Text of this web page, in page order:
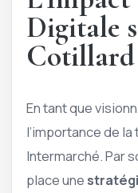
Digitale
Cotillard
En tant que
l’importance de
Intermarché. Par
place une